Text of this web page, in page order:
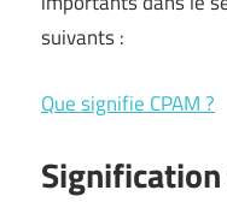
suivants :
Que signifie CPAM ?
Signification